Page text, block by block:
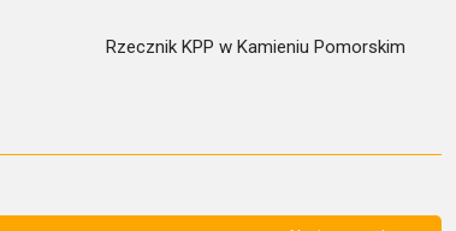
Rzecznik KPP w Kamieniu Pomorskim